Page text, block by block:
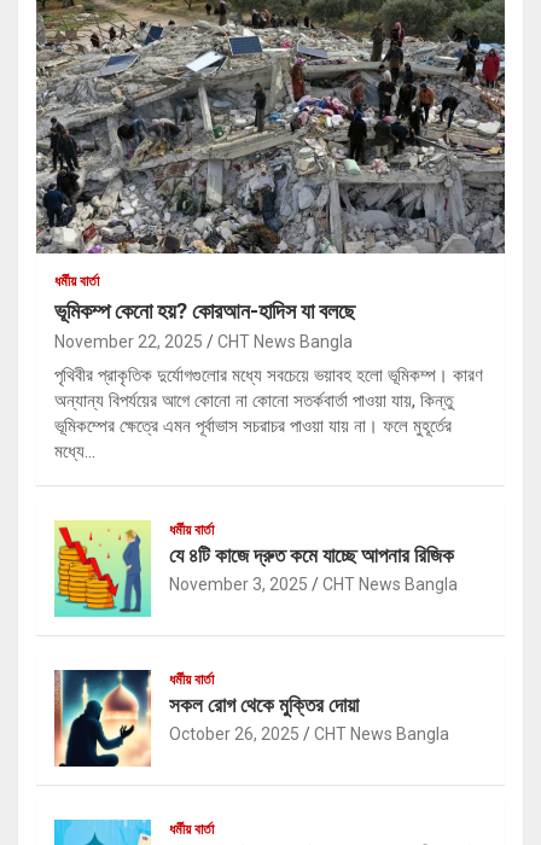
ধর্মীয় বার্তা
ভূমিকম্প কেনো হয়? কোরআন-হাদিস যা বলছে
November 22, 2025 CHT News Bangla
পৃথিবীর প্রাকৃতিক দুর্যোগগুলোর মধ্যে সবচেয়ে ভয়াবহ হলো ভূমিকম্প। কারণ
অন্যান্য বিপর্যয়ের আগে কোনো না কোনো সতর্কবার্তা পাওয়া যায়, কিন্তু
ভূমিকম্পের ক্ষেত্রে এমন পূর্বাভাস সচরাচর পাওয়া যায় না। ফলে মুহূর্তের
মধ্যে…
ধর্মীয় বার্তা
যে ৪টি কাজে দ্রুত কমে যাচ্ছে আপনার রিজিক
November 3, 2025 CHT News Bangla
ধর্মীয় বার্তা
সকল রোগ থেকে মুক্তির দোয়া
October 26, 2025 CHT News Bangla
ধর্মীয় বার্তা